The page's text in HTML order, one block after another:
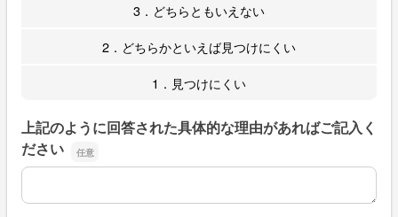
3．どちらともいえない
2．どちらかといえば見つけにくい
1．見つけにくい
上記のように回答された具体的な理由があればご記入く
ださい
上記のように回答された具体的な理由があればご記入くだ